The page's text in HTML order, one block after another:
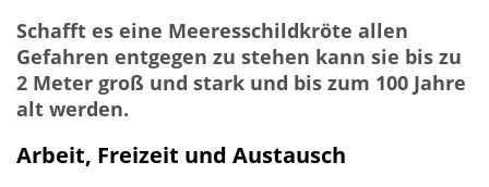
Schafft es eine Meeresschildkröte allen
Gefahren entgegen zu stehen kann sie bis zu
2 Meter groß und stark und bis zum 100 Jahre
alt werden.
Arbeit, Freizeit und Austausch